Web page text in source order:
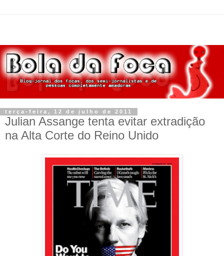
terça-feira, 12 de julho de 2011
Julian Assange tenta evitar extradição
na Alta Corte do Reino Unido